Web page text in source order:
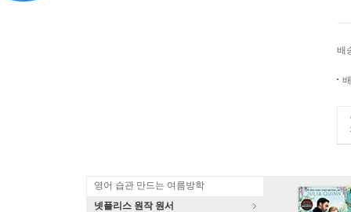
배
영어 습관 만드는 여름방학
넷플리스 원작 원서